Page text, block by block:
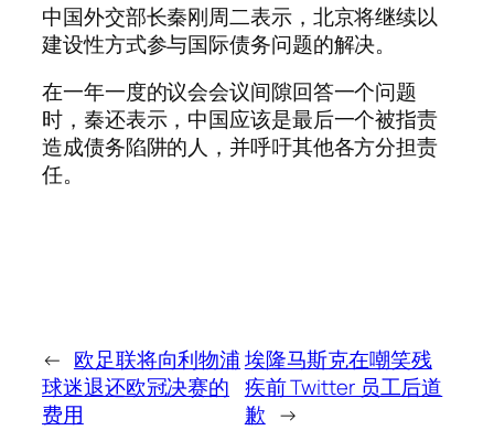
中国外交部长秦刚周二表示，北京将继续以
建设性方式参与国际债务问题的解决。
在一年一度的议会会议间隙回答一个问题
时，秦还表示，中国应该是最后一个被指责
造成债务陷阱的人，并呼吁其他各方分担责
任。
← 欧足联将向利物浦
球迷退还欧冠决赛的
费用
埃隆马斯克在嘲笑残
疾前 Twitter 员工后道
歉 →